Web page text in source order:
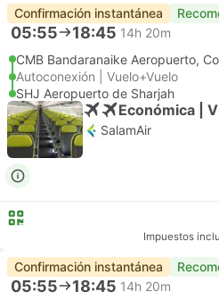
Confirmación instantánea
05:55 18:45 14h 20m
CMB Bandaranaike Aeropuerto,
Autoconexión | Vuelo+Vuelo
SHJ Aeropuerto de Sharjah
Económica |
SalamAir
Impuestos
Confirmación instantánea
05:55 18:45 14h 20m